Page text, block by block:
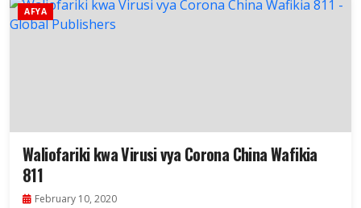
AFYA
Waliofariki kwa Virusi vya Corona China Wafikia
811
February 10, 2020